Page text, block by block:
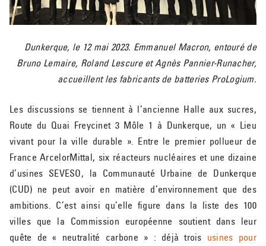
Dunkerque, le 12 mai 2023. Emmanuel Macron, entouré de
Bruno Lemaire, Roland Lescure et Agnès Pannier-Runacher,
accueillent les fabricants de batteries ProLogium.
Les discussions se tiennent à l’ancienne Halle aux sucres,
Route du Quai Freycinet 3 Môle 1 à Dunkerque, un « Lieu
vivant pour la ville durable ». Entre le premier pollueur de
France ArcelorMittal, six réacteurs nucléaires et une dizaine
d’usines SEVESO, la Communauté Urbaine de Dunkerque
(CUD) ne peut avoir en matière d’environnement que des
ambitions. C’est ainsi qu’elle figure dans la liste des 100
villes que la Commission européenne soutient dans leur
quête de « neutralité carbone » : déjà trois usines pour